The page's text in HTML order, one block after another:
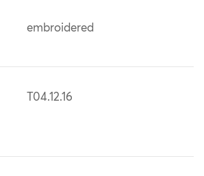
embroidered
T04.12.16